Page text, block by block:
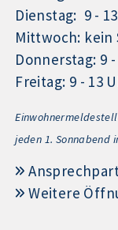
Dienstag: 9 -
Mittwoch: kein
Donnerstag: 9
Freitag: 9 - 13
jeden 1. Sonnabend
Weitere